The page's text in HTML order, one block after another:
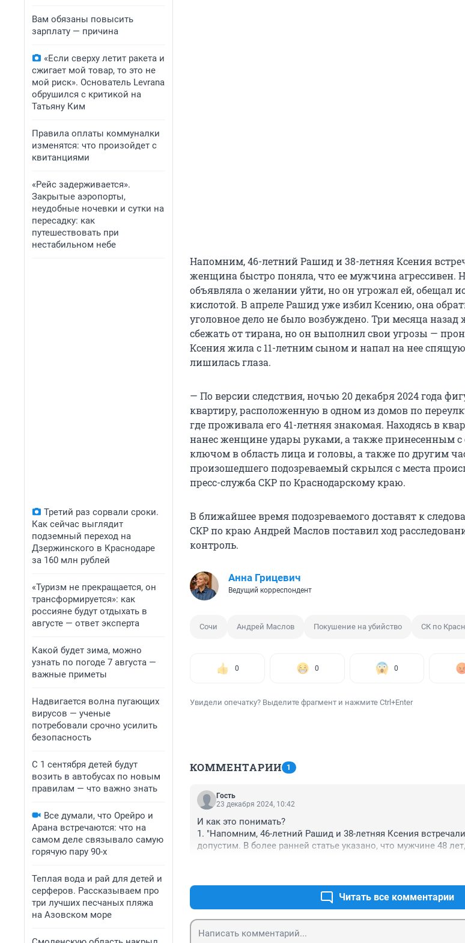
Вам обязаны повысить
зарплату — причина
«Если сверху летит ракета и
сжигает мой товар, то это не
мой риск». Основатель Levrana
обрушился с критикой на
Татьяну Ким
Правила оплаты коммуналки
изменятся: что произойдет с
квитанциями
«Рейс задерживается».
Закрытые аэропорты,
неудобные ночевки и сутки на
пересадку: как
путешествовать при
нестабильном небе
Третий раз сорвали сроки.
Как сейчас выглядит
подземный переход на
Дзержинского в Краснодаре
за 160 млн рублей
«Туризм не прекращается, он
трансформируется»: как
россияне будут отдыхать в
августе — ответ эксперта
Какой будет зима, можно
узнать по погоде 7 августа —
важные приметы
Надвигается волна пугающих
вирусов — ученые
потребовали срочно усилить
безопасность
С 1 сентября детей будут
возить в автобусах по новым
правилам — что важно знать
Все думали, что Орейро и
Арана встречаются: что на
самом деле связывало самую
горячую пару 90-х
Теплая вода и рай для детей и
серферов. Рассказываем про
три лучших песчаных пляжа
на Азовском море
Напомним, 46-летний Рашид и 38-летняя Ксения
женщина быстро поняла, что ее мужчина агрессивен.
объявляла о желании уйти, но он угрожал ей, обещал
кислотой. В апреле Рашид уже избил Ксению, она
уголовное дело не было возбуждено. Три месяца
сбежать от тирана, но он выполнил свои угрозы —
Ксения жила с 11-летним сыном и напал на нее
лишилась глаза.
— По версии следствия, ночью 20 декабря 2024 года
квартиру, расположенную в одном из домов по
где проживала его 41-летняя знакомая. Находясь в
нанес женщине удары руками, а также принесенным
ключом в область лица и головы, а также по другим
произошедшего подозреваемый скрылся с места
пресс-служба СКР по Краснодарскому краю.
В ближайшее время подозреваемого доставят к
СКР по краю Андрей Маслов поставил ход
контроль.
Анна Грицевич
Ведущий корреспондент
Сочи Андрей Маслов Покушение на убийство СК по
0 0 0
Увидели опечатку? Выделите фрагмент и нажмите Ctrl+Enter
КОММЕНТАРИИ 1
Гость
23 декабря 2024, 10:42
И как это понимать?
1. "Напомним, 46-летний Рашид и 38-летняя Ксения
допустим. В более ранней статье указано, что мужчине 48
руками"... - а женщина-то как так быстро на ТРИ года
Читать все комментарии